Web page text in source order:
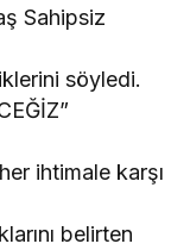
Sahipsiz
söyledi.
ihtimale karşı
belirten